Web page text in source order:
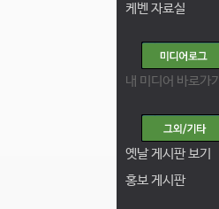
케벤 자료실
내 미디어 바로가기
옛날 게시판 보기
홍보 게시판